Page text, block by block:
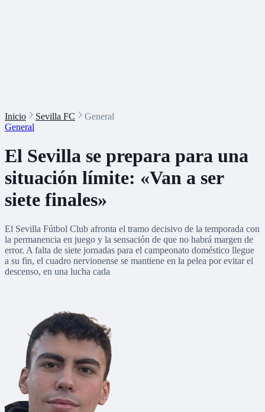
Inicio Sevilla FC
General
General
El Sevilla se prepara para una
situación límite: «Van a ser
siete finales»
El Sevilla Fútbol Club afronta el tramo decisivo de la temporada con
la permanencia en juego y la sensación de que no habrá margen de
error. A falta de siete jornadas para el campeonato doméstico llegue
a su fin, el cuadro nervionense se mantiene en la pelea por evitar el
descenso, en una lucha cada